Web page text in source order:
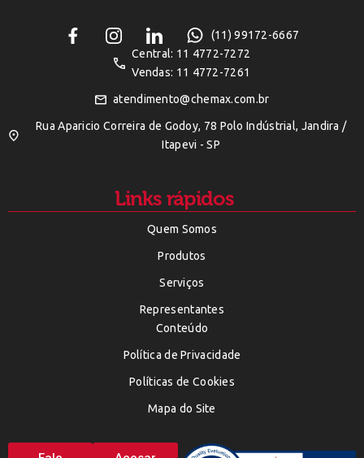
(11) 99172-6667
Central: 11 4772-7272
Vendas: 11 4772-7261
atendimento@chemax.com.br
Rua Aparicio Correira de Godoy, 78 Polo Indústrial, Jandira /
Itapevi - SP
Links rápidos
Quem Somos
Produtos
Serviços
Representantes
Conteúdo
Política de Privacidade
Políticas de Cookies
Mapa do Site